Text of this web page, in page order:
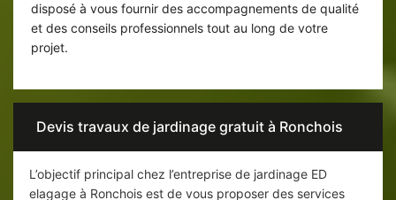
disposé à vous fournir des accompagnements de qualité
et des conseils professionnels tout au long de votre
projet.
Devis travaux de jardinage gratuit à Ronchois
L’objectif principal chez l’entreprise de jardinage ED
elagage à Ronchois est de vous proposer des services